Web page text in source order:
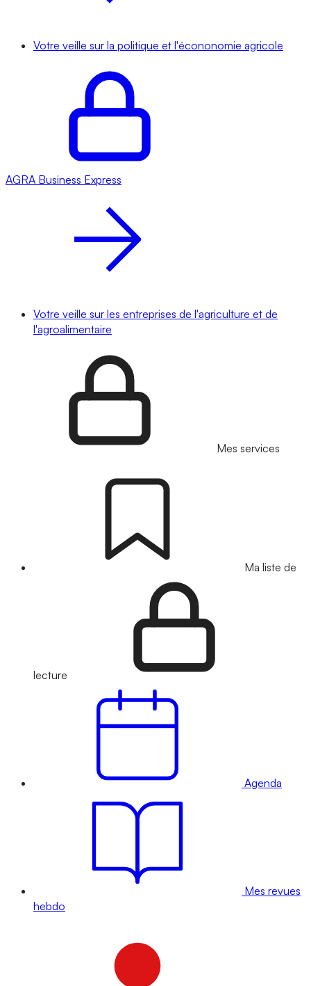
Votre veille sur la politique et l'écononomie agricole
AGRA Business Express
Votre veille sur les entreprises de l'agriculture et de
l'agroalimentaire
Mes services
Ma liste de
lecture
Agenda
Mes revues
hebdo